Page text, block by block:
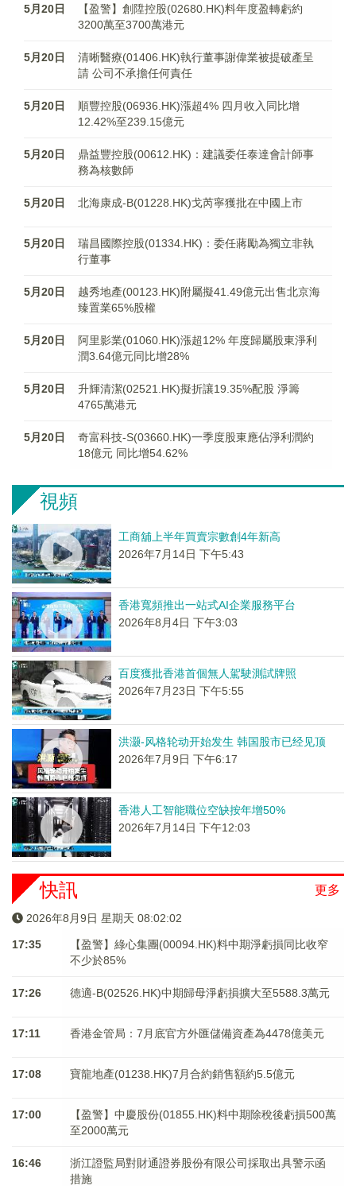
5月20日
【盈警】創陞控股(02680.HK)料年度盈轉虧約
3200萬至3700萬港元
5月20日
清晰醫療(01406.HK)執行董事謝偉業被提破產呈
請 公司不承擔任何責任
5月20日
順豐控股(06936.HK)漲超4% 四月收入同比增
12.42%至239.15億元
5月20日
鼎益豐控股(00612.HK)：建議委任泰達會計師事
務為核數師
5月20日 北海康成-B(01228.HK)戈芮寧獲批在中國上市
5月20日
瑞昌國際控股(01334.HK)：委任蔣勵為獨立非執
行董事
5月20日
越秀地產(00123.HK)附屬擬41.49億元出售北京海
臻置業65%股權
5月20日
阿里影業(01060.HK)漲超12% 年度歸屬股東淨利
潤3.64億元同比增28%
5月20日
升輝清潔(02521.HK)擬折讓19.35%配股 淨籌
4765萬港元
5月20日
奇富科技-S(03660.HK)一季度股東應佔淨利潤約
18億元 同比增54.62%
視頻
工商舖上半年買賣宗數創4年新高
2026年7月14日 下午5:43
香港寬頻推出一站式AI企業服務平台
2026年8月4日 下午3:03
百度獲批香港首個無人駕駛測試牌照
2026年7月23日 下午5:55
洪灏-风格轮动开始发生 韩国股市已经见顶
2026年7月9日 下午6:17
香港人工智能職位空缺按年增50%
2026年7月14日 下午12:03
更多
快訊
2026年8月9日 星期天 08:02:02
17:35
【盈警】綠心集團(00094.HK)料中期淨虧損同比收窄
不少於85%
17:26 德適-B(02526.HK)中期歸母淨虧損擴大至5588.3萬元
17:11 香港金管局：7月底官方外匯儲備資產為4478億美元
17:08 寶龍地產(01238.HK)7月合約銷售額約5.5億元
17:00
【盈警】中慶股份(01855.HK)料中期除稅後虧損500萬
至2000萬元
16:46
浙江證監局對財通證券股份有限公司採取出具警示函
措施